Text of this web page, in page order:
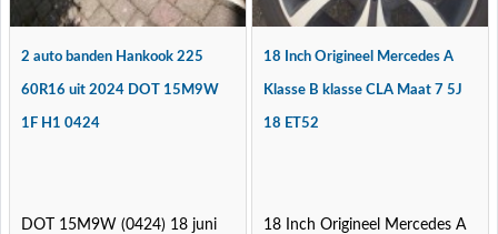
2 auto banden Hankook 225
60R16 uit 2024 DOT 15M9W
1F H1 0424
DOT 15M9W (0424) 18 juni
18 Inch Origineel Mercedes A
Klasse B klasse CLA Maat 7 5J
18 ET52
18 Inch Origineel Mercedes A